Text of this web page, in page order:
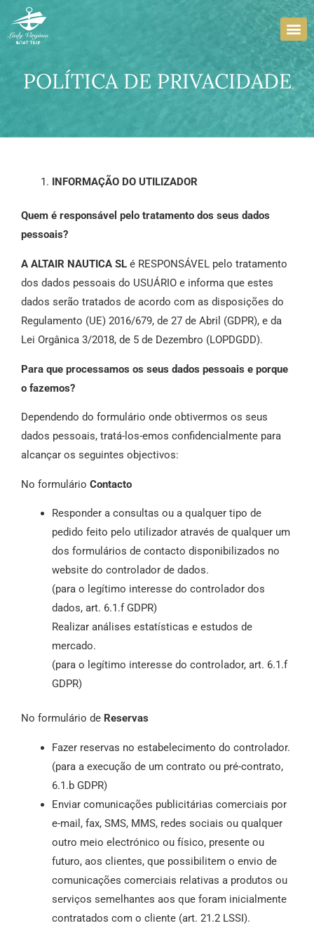
content
POLÍTICA DE PRIVACIDADE
INFORMAÇÃO DO UTILIZADOR
Quem é responsável pelo tratamento dos seus dados
pessoais?
A ALTAIR NAUTICA SL é RESPONSÁVEL pelo tratamento
dos dados pessoais do USUÁRIO e informa que estes
dados serão tratados de acordo com as disposições do
Regulamento (UE) 2016/679, de 27 de Abril (GDPR), e da
Lei Orgânica 3/2018, de 5 de Dezembro (LOPDGDD).
Para que processamos os seus dados pessoais e porque
o fazemos?
Dependendo do formulário onde obtivermos os seus
dados pessoais, tratá-los-emos confidencialmente para
alcançar os seguintes objectivos:
No formulário Contacto
Responder a consultas ou a qualquer tipo de
pedido feito pelo utilizador através de qualquer um
dos formulários de contacto disponibilizados no
website do controlador de dados.
(para o legítimo interesse do controlador dos
dados, art. 6.1.f GDPR)
Realizar análises estatísticas e estudos de
mercado.
(para o legítimo interesse do controlador, art. 6.1.f
GDPR)
No formulário de Reservas
Fazer reservas no estabelecimento do controlador.
(para a execução de um contrato ou pré-contrato,
6.1.b GDPR)
Enviar comunicações publicitárias comerciais por
e-mail, fax, SMS, MMS, redes sociais ou qualquer
outro meio electrónico ou físico, presente ou
futuro, aos clientes, que possibilitem o envio de
comunicações comerciais relativas a produtos ou
serviços semelhantes aos que foram inicialmente
contratados com o cliente (art. 21.2 LSSI).